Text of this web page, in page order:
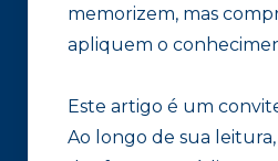
memorizem, mas
apliquem o
Este artigo é um
Ao longo de sua